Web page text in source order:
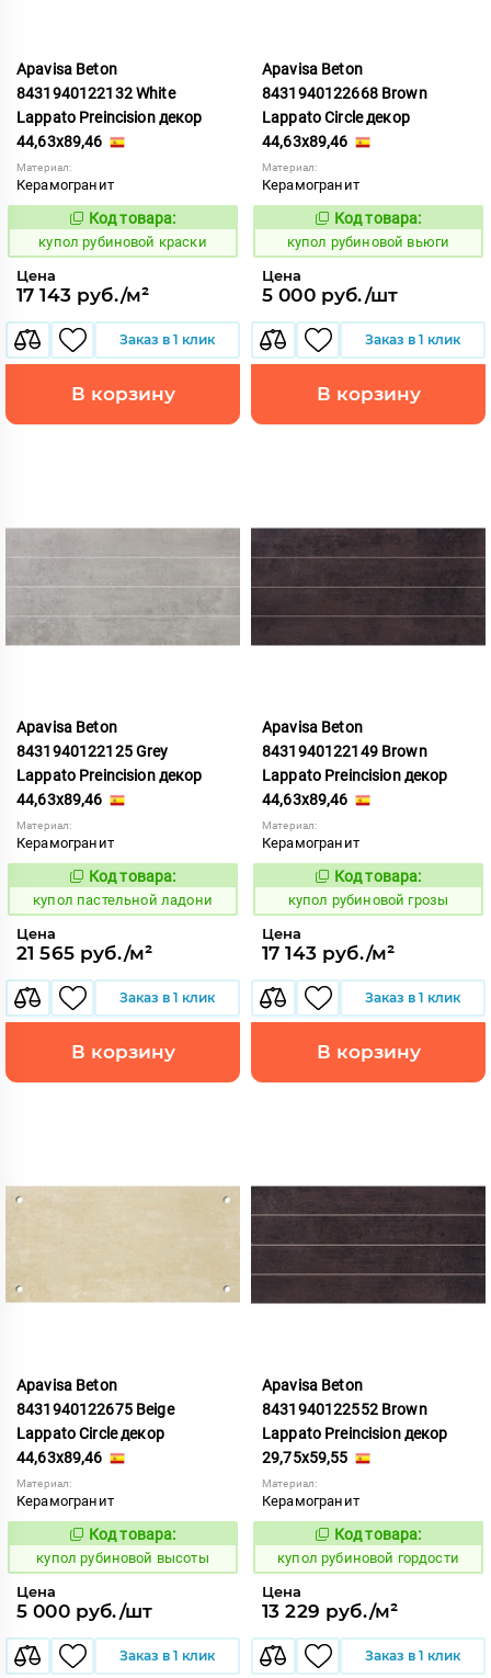
Apavisa Beton
8431940122132 White
Lappato Preincision декор
44,63x89,46
Материал:
Керамогранит
853664
Код товара:
купол рубиновой краски
Цена
17 143 руб./м²
Заказ в 1 клик
В корзину
Apavisa Beton
8431940122668 Brown
Lappato Circle декор
44,63x89,46
Материал:
Керамогранит
853639
Код товара:
купол рубиновой вьюги
Цена
5 000 руб./шт
Заказ в 1 клик
В корзину
Apavisa Beton
8431940122125 Grey
Lappato Preincision декор
44,63x89,46
Материал:
Керамогранит
852417
Код товара:
купол пастельной ладони
Цена
21 565 руб./м²
Заказ в 1 клик
В корзину
Apavisa Beton
8431940122149 Brown
Lappato Preincision декор
44,63x89,46
Материал:
Керамогранит
853644
Код товара:
купол рубиновой грозы
Цена
17 143 руб./м²
Заказ в 1 клик
В корзину
Apavisa Beton
8431940122675 Beige
Lappato Circle декор
44,63x89,46
Материал:
Керамогранит
853632
Код товара:
купол рубиновой высоты
Цена
5 000 руб./шт
Заказ в 1 клик
Apavisa Beton
8431940122552 Brown
Lappato Preincision декор
29,75x59,55
Материал:
Керамогранит
853643
Код товара:
купол рубиновой гордости
Цена
13 229 руб./м²
Заказ в 1 клик